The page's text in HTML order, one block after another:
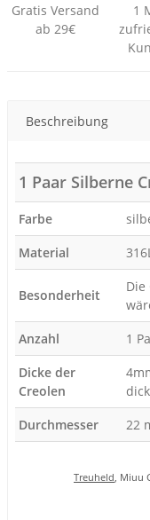
Gratis Versand
ab 29€
1
Beschreibung
1 Paar Silberne
Farbe
Material
Besonderheit
Die
Anzahl
1
Dicke der
Creolen
Durchmesser
22
Treuheld, Miuu